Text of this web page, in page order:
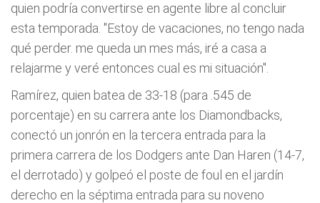
quien podrí­a convertirse en agente libre al concluir
esta temporada. "Estoy de vacaciones, no tengo nada
qué perder. me queda un mes más, iré a casa a
relajarme y veré entonces cual es mi situación".
Ramí­rez, quien batea de 33-18 (para .545 de
porcentaje) en su carrera ante los Diamondbacks,
conectó un jonrón en la tercera entrada para la
primera carrera de los Dodgers ante Dan Haren (14-7,
el derrotado) y golpeó el poste de foul en el jardí­n
derecho en la séptima entrada para su noveno